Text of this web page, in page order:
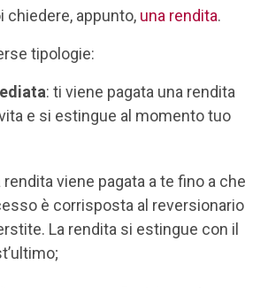
chiedere, appunto, una rendita.
tipologie:
: ti viene pagata una rendita
e si estingue al momento tuo
rendita viene pagata a te fino a che
è corrisposta al reversionario
La rendita si estingue con il